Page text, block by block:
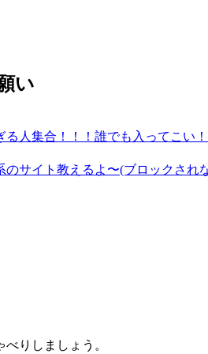
い
る人集合！！！誰でも入ってこい！
のサイト教えるよ〜(ブロックされ
りしましょう。